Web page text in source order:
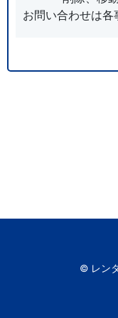
お問い合わせは各
© レン